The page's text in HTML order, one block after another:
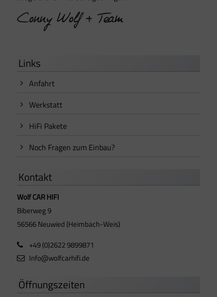
Links
Anfahrt
Werkstatt
HiFi Pakete
Noch Fragen zum Einbau?
Kontakt
Wolf CAR HIFI
Biberweg 9
56566 Neuwied (Heimbach-Weis)
+49 (0)2622 9899871
Info@wolfcarhifi.de
Öffnungszeiten